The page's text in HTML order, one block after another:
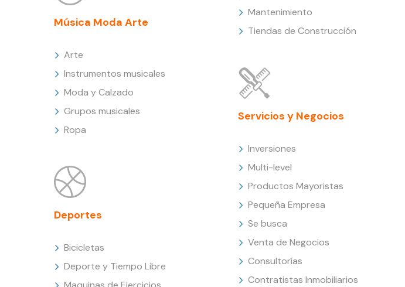
Música Moda Arte
Arte
Instrumentos musicales
Moda y Calzado
Grupos musicales
Ropa
Deportes
Bicicletas
Deporte y Tiempo Libre
Mantenimiento
Tiendas de Construcción
Servicios y Negocios
Inversiones
Multi-level
Productos Mayoristas
Pequeña Empresa
Se busca
Venta de Negocios
Consultorías
Contratistas Inmobiliarios